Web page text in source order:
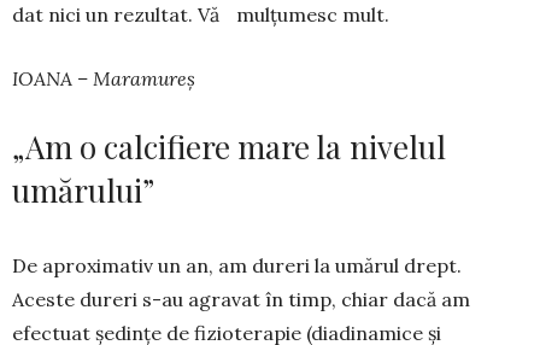
dat nici un rezul­tat. Vă mulțumesc mult.
IOANA – Maramureș
„Am o calcifiere mare la nivelul
umărului”
De aproximativ un an, am dureri la umărul drept.
Aceste dureri s-au agravat în timp, chiar dacă am
efectuat ședințe de fizioterapie (diadi­namice și